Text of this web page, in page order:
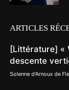
ARTICLES
[Littérature] «
descente
Solenne d'Arnoux de